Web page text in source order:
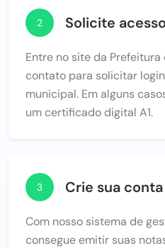
2 Solicite
Entre no site da
contato para solicitar
municipal. Em alguns
um certificado digital A1.
3 Crie sua
Com nosso sistema de
consegue emitir suas